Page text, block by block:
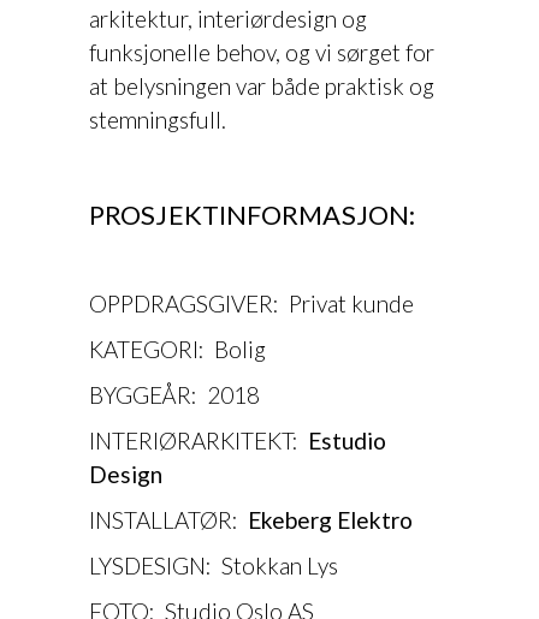
arkitektur, interiørdesign og
funksjonelle behov, og vi sørget for
at belysningen var både praktisk og
stemningsfull.
PROSJEKTINFORMASJON:
OPPDRAGSGIVER: Privat kunde
KATEGORI: Bolig
BYGGEÅR: 2018
INTERIØRARKITEKT: Estudio
Design
INSTALLATØR: Ekeberg Elektro
LYSDESIGN: Stokkan Lys
FOTO: Studio Oslo AS